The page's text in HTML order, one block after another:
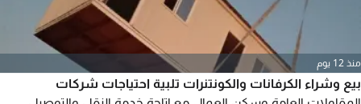
منذ 12 يوم
بيع وشراء الكرفانات والكونتنرات تلبية احتياجات شركات